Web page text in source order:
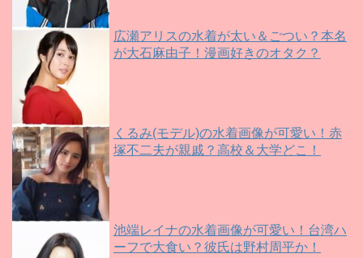
広瀬アリスの水着が太い＆ごつい？本名
が大石麻由子！漫画好きのオタク？
くるみ(モデル)の水着画像が可愛い！赤
塚不二夫が親戚？高校＆大学どこ！
池端レイナの水着画像が可愛い！台湾ハ
ーフで大食い？彼氏は野村周平か！